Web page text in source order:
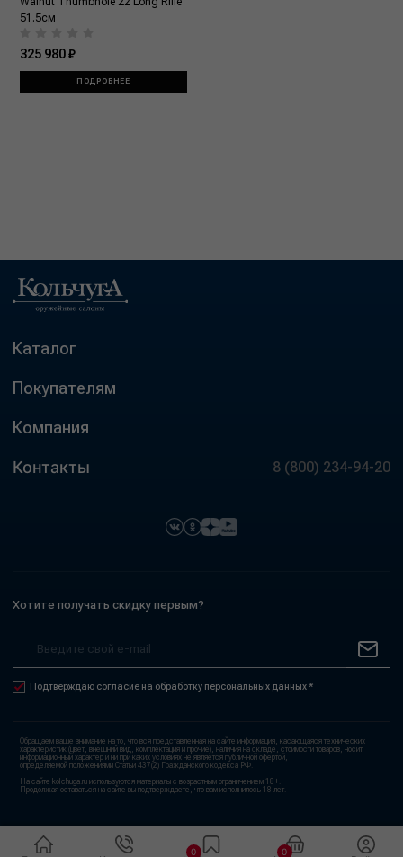
51.5см
325 980 ₽
ПОДРОБНЕЕ
Каталог
Покупателям
Компания
Контакты 8 (800) 234-94-20
Хотите получать скидку первым?
Подтверждаю согласие на обработку персональных данных *
Обращаем ваше внимание на то, что вся представленная на сайте информация, касающаяся технических
характеристик (цвет, внешний вид, комплектация и прочие), наличия на складе, стоимости товаров, носит
информационный характер и ни при каких условиях не является публичной офертой,
определяемой положениями Статьи 437(2) Гражданского кодекса РФ.
На сайте kolchuga.ru используются материалы с возрастным ограничением 18+.
Продолжая оставаться на сайте вы подтверждаете, что вам исполнилось 18 лет.
0 0